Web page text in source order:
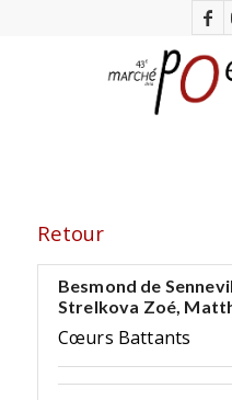
Retour
Besmond de
Strelkova Zoé,
Cœurs Battants